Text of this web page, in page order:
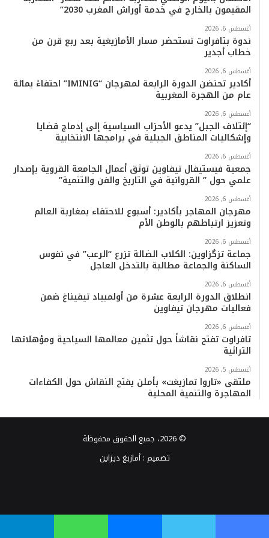
و
ك
ر
و
ب
ق
ر
م
o
k
ب
المقيمون بالخارج في خدمة أوراش المغرب 2030”
أغسطس 6, 2026
ندوة بتافراوت تستحضر مسار الأمازيغية بعد ربع قرن من
خطاب أجدير
أغسطس 6, 2026
أكادير تحتضن الدورة الرابعة لمهرجان “IMINIG” احتفاءً بمائة
عام من الهجرة المغربية
أغسطس 6, 2026
“إئتلاف الجبل” يدعو الأحزاب السياسية إلى إدماج قضايا
وإشكاليات المناطق الجبلية في برامجها الانتخابية
أغسطس 6, 2026
جمعية فيستيفال تيفاوين توثق أعمال الجامعة القروية بإصدار
علمي حول ” القروانية في التاريخ والفن والتنمية”
أغسطس 6, 2026
مهرجان المهاجر بأكادير: أسبوع للاحتفاء بمغاربة العالم
وتعزيز ارتباطهم بالوطن الأم
أغسطس 6, 2026
جماعة تزگزاوين: الكلاب الضالة تزرع “الرعب” في نفوس
الساكنة والجماعة مطالبة بالتدخل العاجل
أغسطس 6, 2026
انطلاق الدورة الرابعة عشرة من أولمبياد تيفيناغ ضمن
فعاليات مهرجان تيفاوين
أغسطس 6, 2026
تافراوت تفتح نقاشاً حول تثمين معالمها السياحية ومؤهلاتها
التراثية
أغسطس 5, 2026
ملتقى «تاروا تمازيغت» بأملن يفتح النقاش حول الكفاءات
المهاجرة والتنمية المحلية
© 2026، جميع الحقوق محفوظة
تصميم :أمازيغ ديزاين